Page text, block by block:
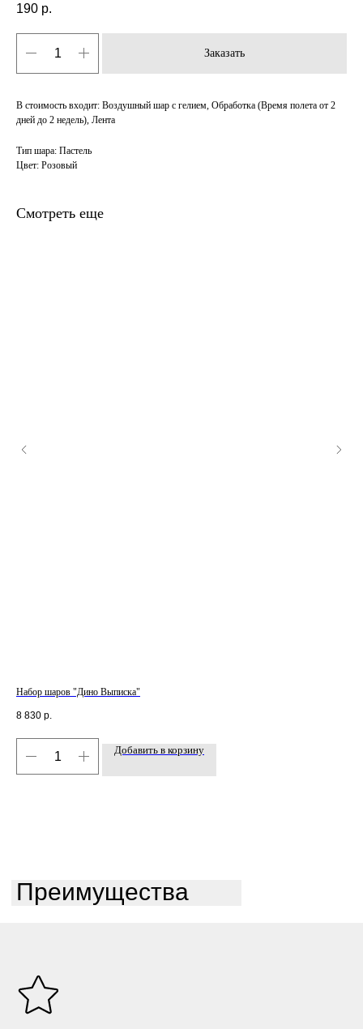
190 р.
Заказать
В стоимость входит: Воздушный шар с гелием, Обработка (Время полета от 2
дней до 2 недель), Лента
Тип шара: Пастель
Цвет: Розовый
Смотреть еще
Набор шаров "Дино Выписка"
8 830 р.
Добавить в корзину
Преимущества